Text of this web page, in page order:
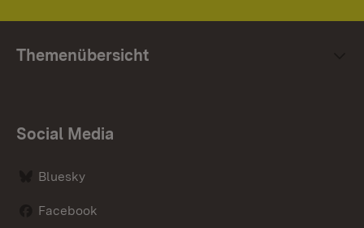
Themenübersicht
Social Media
Bluesky
Facebook